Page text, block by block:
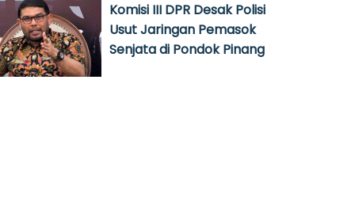
Komisi III DPR Desak Polisi
Usut Jaringan Pemasok
Senjata di Pondok Pinang